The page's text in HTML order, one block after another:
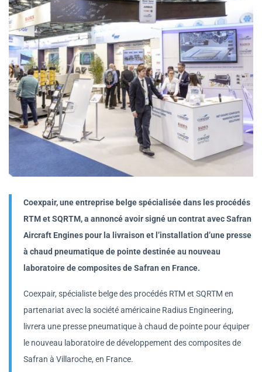
Coexpair, une entreprise belge spécialisée dans les procédés
RTM et SQRTM, a annoncé avoir signé un contrat avec Safran
Aircraft Engines pour la livraison et l’installation d’une presse
à chaud pneumatique de pointe destinée au nouveau
laboratoire de composites de Safran en France.
Coexpair, spécialiste belge des procédés RTM et SQRTM en
partenariat avec la société américaine Radius Engineering,
livrera une presse pneumatique à chaud de pointe pour équiper
le nouveau laboratoire de développement des composites de
Safran à Villaroche, en France.